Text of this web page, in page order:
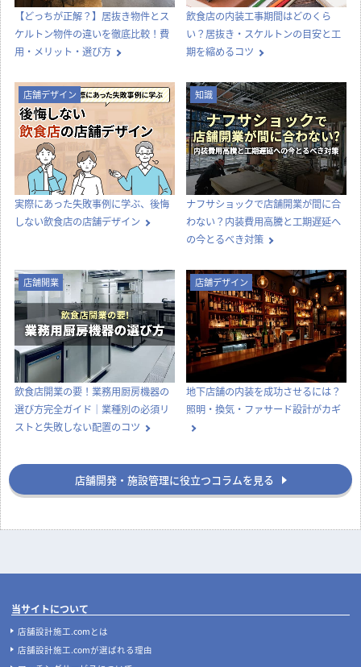
オフィス移転の内装工事で失敗しな
いためのポイント！費用相場やスケ
ジュール・業者選びのコツを解説
喫茶店らしい内装をつくる、店舗デ
ザインとスタイル選びのコツ
店舗開業
【どっちが正解？】居抜き物件とス
ケルトン物件の違いを徹底比較！費
店舗開業
飲食店の内装工事期間はどのくら
い？居抜き・スケルトンの目安と工
期を縮めるコツ
店舗デザイン
実際にあった失敗事例に学ぶ、後悔
しない飲食店の店舗デザイン
知識
ナフサショックで店舗開業が間に合
わない？内装費用高騰と工期遅延へ
の今とるべき対策
店舗開業
飲食店開業の要！業務用厨房機器の
ストと失敗しない配置のコツ
店舗デザイン
地下店舗の内装を成功させるには？
店舗開発・施設管理に役立つコラムを見る